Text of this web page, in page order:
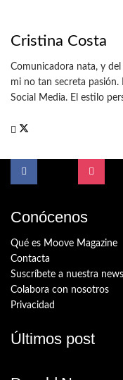
Cristina Costa
Comunicadora nata, y
mi no tan secreta pasión.
Social Media. El estilo
Conócenos
Qué es Moove Magazine
Contacta
Suscríbete a nuestra
Colabora con nosotros
Privacidad
Últimos post